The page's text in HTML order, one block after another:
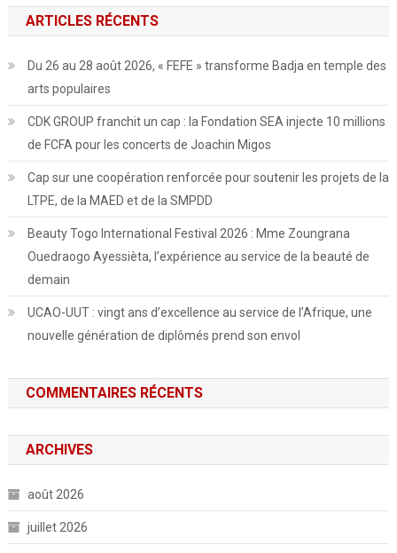
ARTICLES RÉCENTS
Du 26 au 28 août 2026, « FEFE » transforme Badja en temple des
arts populaires
CDK GROUP franchit un cap : la Fondation SEA injecte 10 millions
de FCFA pour les concerts de Joachin Migos
Cap sur une coopération renforcée pour soutenir les projets de la
LTPE, de la MAED et de la SMPDD
Beauty Togo International Festival 2026 : Mme Zoungrana
Ouedraogo Ayessièta, l’expérience au service de la beauté de
demain
UCAO-UUT : vingt ans d’excellence au service de l’Afrique, une
nouvelle génération de diplômés prend son envol
COMMENTAIRES RÉCENTS
ARCHIVES
août 2026
juillet 2026